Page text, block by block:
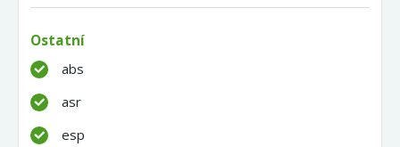
Ostatní
abs
asr
esp